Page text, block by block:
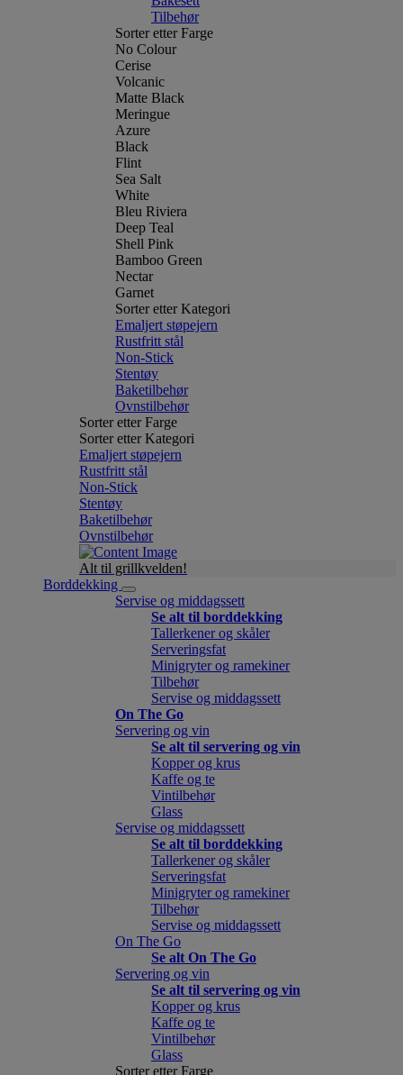
Tilbehør
Sorter etter Farge
No Colour
Cerise
Volcanic
Matte Black
Meringue
Azure
Black
Flint
Sea Salt
White
Bleu Riviera
Deep Teal
Shell Pink
Bamboo Green
Nectar
Garnet
Sorter etter Kategori
Emaljert støpejern
Rustfritt stål
Non-Stick
Stentøy
Baketilbehør
Ovnstilbehør
Sorter etter Farge
Sorter etter Kategori
Emaljert støpejern
Rustfritt stål
Non-Stick
Stentøy
Baketilbehør
Ovnstilbehør
Alt til grillkvelden!
Borddekking
Servise og middagssett
Se alt til borddekking
Tallerkener og skåler
Serveringsfat
Minigryter og ramekiner
Tilbehør
Servise og middagssett
On The Go
Servering og vin
Se alt til servering og vin
Kopper og krus
Kaffe og te
Vintilbehør
Glass
Servise og middagssett
Se alt til borddekking
Tallerkener og skåler
Serveringsfat
Minigryter og ramekiner
Tilbehør
Servise og middagssett
On The Go
Se alt On The Go
Servering og vin
Se alt til servering og vin
Kopper og krus
Kaffe og te
Vintilbehør
Glass
Sorter etter Farge